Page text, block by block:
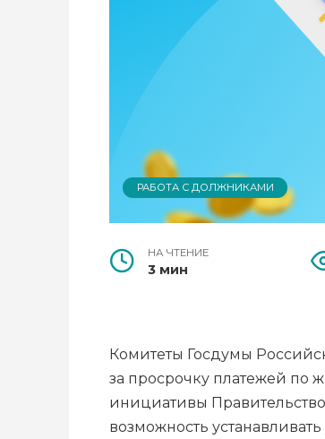
РАБОТА С ДОЛЖНИКАМИ
НА ЧТЕНИЕ
3 мин
Комитеты Госдумы
за просрочку платежей по
инициативы
возможность